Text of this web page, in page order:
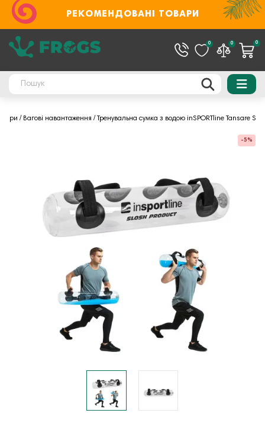
РЕКОМЕНДОВАНІ ТОВАРИ
0 0 0
Вагові навантаження Тренувальна сумка з водою inSPORTline Tansare S
-5%